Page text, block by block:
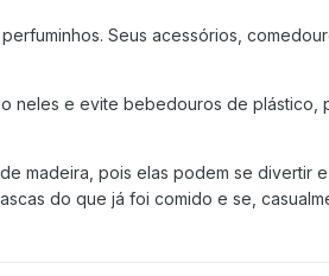
Seus acessórios,
e evite bebedouros de plástico,
madeira, pois elas podem se divertir
do que já foi comido e se,